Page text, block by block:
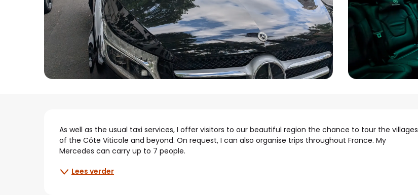
Beschrijving
As well as the usual taxi services, I offer visitors to our beautiful region the chance to tour the villages
of the Côte Viticole and beyond. On request, I can also organise trips throughout France. My
Mercedes can carry up to 7 people.
Lees verder